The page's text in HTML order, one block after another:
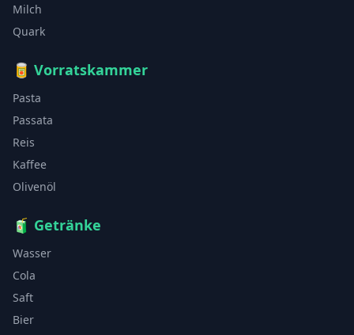
Milch
Quark
🥫 Vorratskammer
Pasta
Passata
Reis
Kaffee
Olivenöl
🧃 Getränke
Wasser
Cola
Saft
Bier